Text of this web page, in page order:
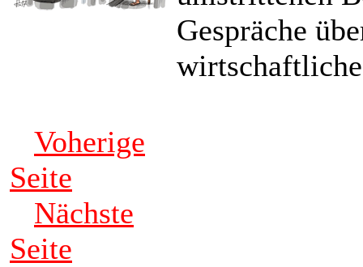
Gespräche
Voherige
Seite
Nächste
Seite